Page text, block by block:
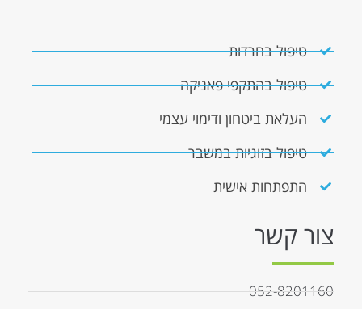
טיפול בחרדות
טיפול בהתקפי פאניקה
העלאת ביטחון ודימוי עצמי
טיפול בזוגיות במשבר
התפתחות אישית
צור קשר
052-8201160